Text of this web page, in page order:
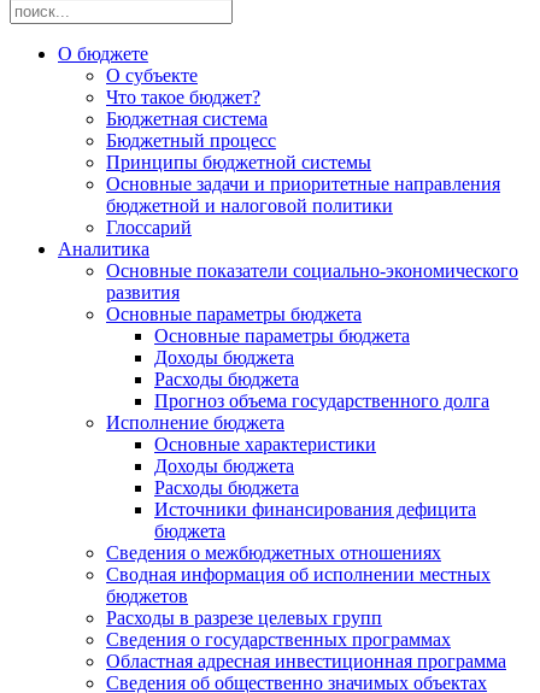
О бюджете
О субъекте
Что такое бюджет?
Бюджетная система
Бюджетный процесс
Принципы бюджетной системы
Основные задачи и приоритетные направления
бюджетной и налоговой политики
Глоссарий
Аналитика
Основные показатели социально-экономического
развития
Основные параметры бюджета
Основные параметры бюджета
Доходы бюджета
Расходы бюджета
Прогноз объема государственного долга
Исполнение бюджета
Основные характеристики
Доходы бюджета
Расходы бюджета
Источники финансирования дефицита
бюджета
Сведения о межбюджетных отношениях
Сводная информация об исполнении местных
бюджетов
Расходы в разрезе целевых групп
Сведения о государственных программах
Областная адресная инвестиционная программа
Сведения об общественно значимых объектах